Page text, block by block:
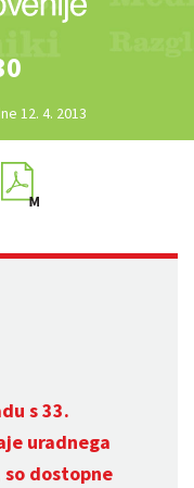
12. 4. 2013
s 33.
uradnega
dostopne